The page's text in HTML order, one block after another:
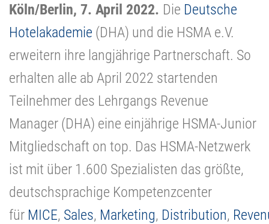
Köln/Berlin, 7. April 2022. Die Deutsche
Hotelakademie (DHA) und die HSMA e.V.
erweitern ihre langjährige Partnerschaft. So
erhalten alle ab April 2022 startenden
Teilnehmer des Lehrgangs Revenue
Manager (DHA) eine einjährige HSMA-Junior
Mitgliedschaft on top. Das HSMA-Netzwerk
ist mit über 1.600 Spezialisten das größte,
deutschsprachige Kompetenzcenter
für MICE, Sales, Marketing, Distribution,